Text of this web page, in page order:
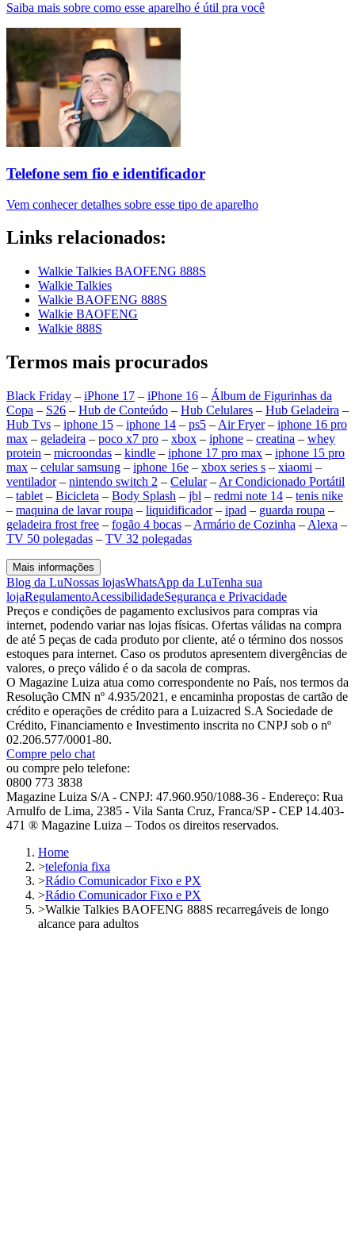
Saiba mais sobre como esse aparelho é útil pra você
Telefone sem fio e identificador
Vem conhecer detalhes sobre esse tipo de aparelho
Links relacionados:
Walkie Talkies BAOFENG 888S
Walkie Talkies
Walkie BAOFENG 888S
Walkie BAOFENG
Walkie 888S
Termos mais procurados
Black Friday – iPhone 17 – iPhone 16 – Álbum de Figurinhas da
Copa – S26 – Hub de Conteúdo – Hub Celulares – Hub Geladeira –
Hub Tvs – iphone 15 – iphone 14 – ps5 – Air Fryer– iphone 16 pro
max – geladeira – poco x7 pro – xbox – iphone – creatina – whey
protein – microondas – kindle – iphone 17 pro max – iphone 15 pro
max – celular samsung – iphone 16e – xbox series s – xiaomi –
ventilador– nintendo switch 2 – Celular– Ar Condicionado Portátil
– tablet – Bicicleta – Body Splash – jbl – redmi note 14 – tenis nike
– maquina de lavar roupa – liquidificador– ipad – guarda roupa –
geladeira frost free – fogão 4 bocas – Armário de Cozinha – Alexa –
TV 50 polegadas – TV 32 polegadas
Mais informações
Blog da LuNossas lojasWhatsApp da LuTenha sua
lojaRegulamentoAcessibilidadeSegurança e Privacidade
Preços e condições de pagamento exclusivos para compras via
internet, podendo variar nas lojas físicas. Ofertas válidas na compra
de até 5 peças de cada produto por cliente, até o término dos nossos
estoques para internet. Caso os produtos apresentem divergências de
valores, o preço válido é o da sacola de compras.
O Magazine Luiza atua como correspondente no País, nos termos da
Resolução CMN nº 4.935/2021, e encaminha propostas de cartão de
crédito e operações de crédito para a Luizacred S.A Sociedade de
Crédito, Financiamento e Investimento inscrita no CNPJ sob o nº
02.206.577/0001-80.
Compre pelo chat
ou compre pelo telefone:
0800 773 3838
Magazine Luiza S/A - CNPJ: 47.960.950/1088-36 - Endereço: Rua
Arnulfo de Lima, 2385 - Vila Santa Cruz, Franca/SP - CEP 14.403-
471 ® Magazine Luiza – Todos os direitos reservados.
Home
>telefonia fixa
>Rádio Comunicador Fixo e PX
>Rádio Comunicador Fixo e PX
>Walkie Talkies BAOFENG 888S recarregáveis de longo
alcance para adultos